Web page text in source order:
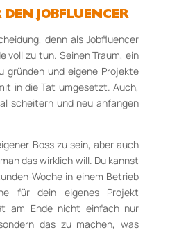
JOBFLUENCER
denn als Jobfluencer
voll zu tun. Seinen Traum, ein
gründen und eigene Projekte
in die Tat umgesetzt. Auch,
scheitern und neu anfangen
Boss zu sein, aber auch
das wirklich will. Du kannst
Woche in einem Betrieb
für dein eigenes Projekt
am Ende nicht einfach nur
das zu machen, was